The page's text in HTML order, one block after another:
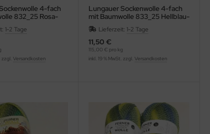
4-fach
832_25 Rosa-
1-2 Tage
zzgl. Versandkosten
Lungauer Sockenwolle 4-fach
mit Baumwolle 833_25 Hellblau-
Hellgrün
Lieferzeit: 1-2 Tage
11,50 €
115,00 € pro kg
inkl. 19 % MwSt. zzgl. Versandkosten